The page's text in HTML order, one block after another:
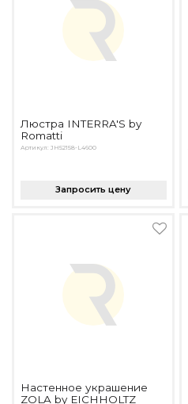
Люстра INTERRA'S by
Romatti
Артикул: JH52158-L4600
Запросить цену
Настенное украшение
ZOLA by EICHHOLTZ